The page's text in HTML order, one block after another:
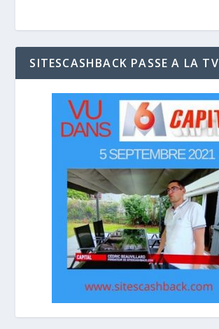
SITESCASHBACK PASSE A LA TV